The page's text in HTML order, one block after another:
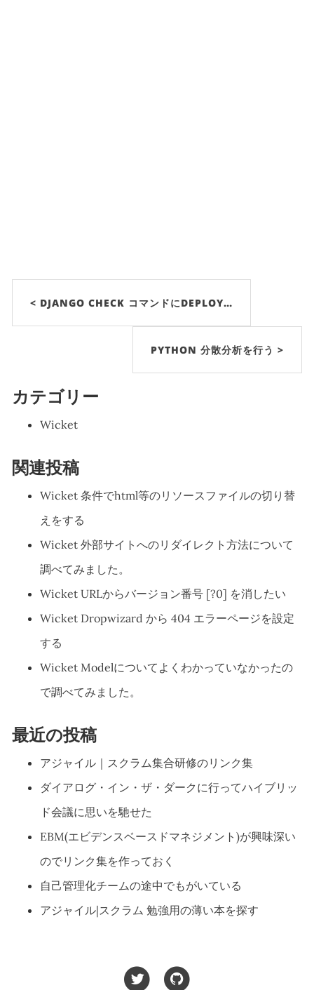
< DJANGO CHECK コマンドにDEPLOY…
PYTHON 分散分析を行う >
カテゴリー
Wicket
関連投稿
Wicket 条件でhtml等のリソースファイルの切り替
えをする
Wicket 外部サイトへのリダイレクト方法について
調べてみました。
Wicket URLからバージョン番号 [?0] を消したい
Wicket Dropwizard から 404 エラーページを設定
する
Wicket Modelについてよくわかっていなかったの
で調べてみました。
最近の投稿
アジャイル｜スクラム集合研修のリンク集
ダイアログ・イン・ザ・ダークに行ってハイブリッ
ド会議に思いを馳せた
EBM(エビデンスベースドマネジメント)が興味深い
のでリンク集を作っておく
自己管理化チームの途中でもがいている
アジャイル|スクラム 勉強用の薄い本を探す